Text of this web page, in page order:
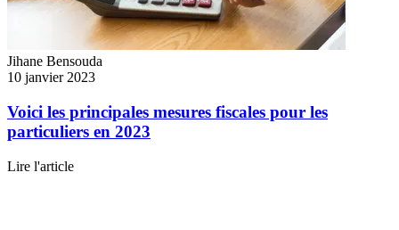
Jihane Bensouda
10 janvier 2023
Voici les principales mesures fiscales pour les
particuliers en 2023
Lire l'article